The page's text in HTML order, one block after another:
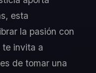
esta
la pasión con
te invita a
de tomar una